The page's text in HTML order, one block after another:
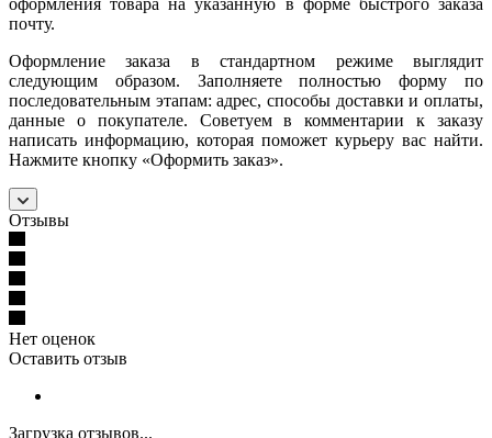
почту.
Оформление заказа в стандартном режиме выглядит
следующим образом. Заполняете полностью форму по
последовательным этапам: адрес, способы доставки и оплаты,
данные о покупателе. Советуем в комментарии к заказу
написать информацию, которая поможет курьеру вас найти.
Нажмите кнопку «Оформить заказ».
Отзывы
Нет оценок
Оставить отзыв
Загрузка отзывов...